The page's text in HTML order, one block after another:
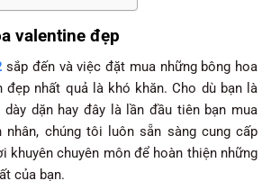
valentine đẹp
sắp đến và việc đặt mua những bông hoa
đẹp nhất quả là khó khăn. Cho dù bạn là
dặn hay đây là lần đầu tiên bạn mua
nhân, chúng tôi luôn sẵn sàng cung cấp
khuyên chuyên môn để hoàn thiện những
của bạn.